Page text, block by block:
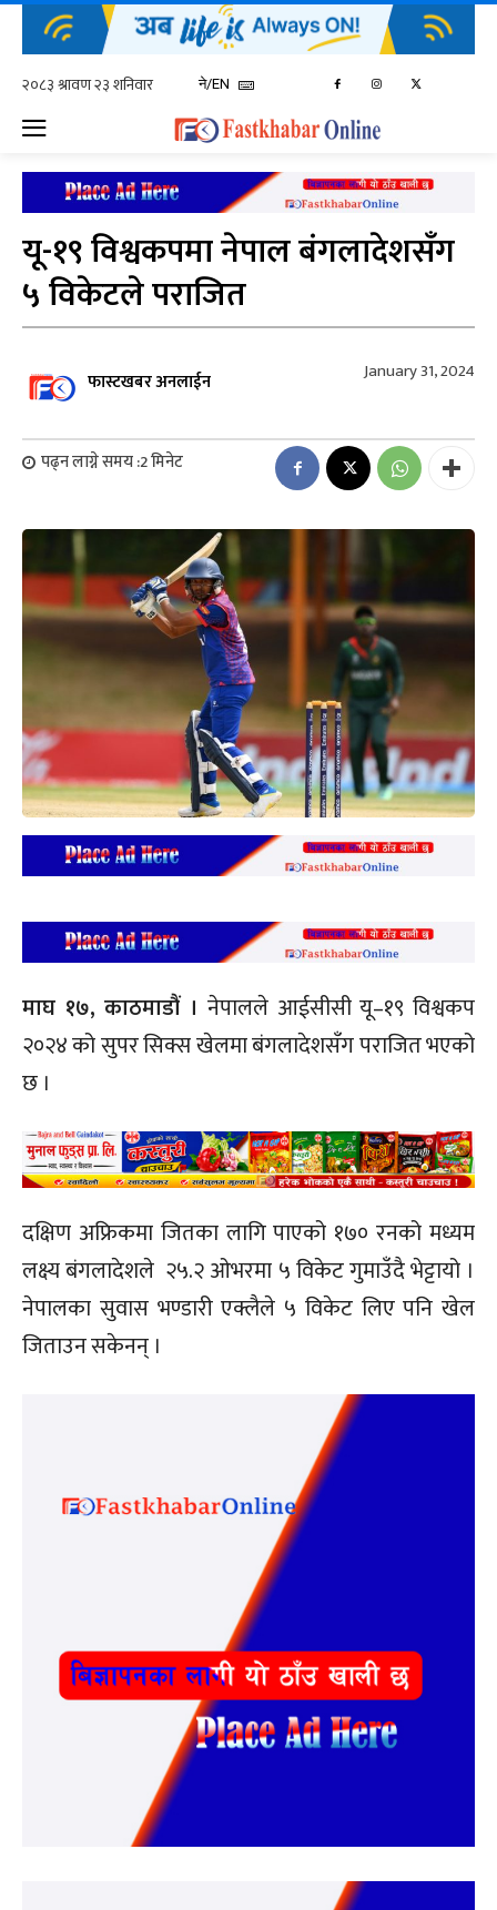
ने/EN
यू-१९ विश्वकपमा नेपाल बंगलादेशसँग
५ विकेटले पराजित
फास्टखबर अनलाईन January 31, 2024
पढ्न लाग्ने समय :2मिनेट
माघ १७, काठमाडौं । नेपालले आईसीसी यू–१९ विश्वकप
२०२४ को सुपर सिक्स खेलमा बंगलादेशसँग पराजित भएको
छ ।
दक्षिण अफ्रिकमा जितका लागि पाएको १७० रनको मध्यम
लक्ष्य बंगलादेशले २५.२ ओभरमा ५ विकेट गुमाउँदै भेट्टायो ।
नेपालका सुवास भण्डारी एक्लैले ५ विकेट लिए पनि खेल
जिताउन सकेनन् ।